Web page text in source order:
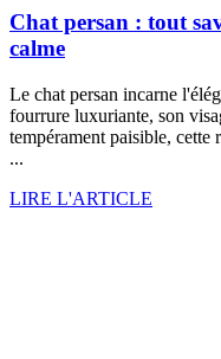
Chat persan : tout
calme
Le chat persan incarne
fourrure luxuriante, son
tempérament paisible, cette
...
LIRE L'ARTICLE